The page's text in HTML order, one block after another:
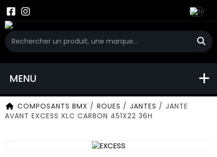
MENU
COMPOSANTS BMX / ROUES / JANTES / JANTE
AVANT EXCESS XLC CARBON 451X22 36H